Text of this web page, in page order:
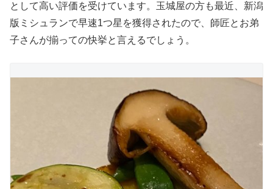
として高い評価を受けています。玉城屋の方も最近、新潟
版ミシュランで早速1つ星を獲得されたので、師匠とお弟
子さんが揃っての快挙と言えるでしょう。